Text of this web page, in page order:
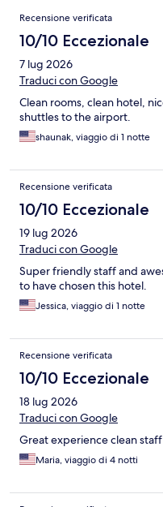
Recensioni
Recensione verificata
10/10 Eccezionale
7 lug 2026
Traduci con Google
Clean rooms, clean hotel,
shuttles to the airport.
shaunak, viaggio di 1 notte
Recensione verificata
10/10 Eccezionale
19 lug 2026
Traduci con Google
Super friendly staff and
to have chosen this hotel.
Jessica, viaggio di 1 notte
Recensione verificata
10/10 Eccezionale
18 lug 2026
Traduci con Google
Great experience clean
Maria, viaggio di 4 notti